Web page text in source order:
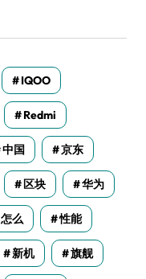
IQOO
Redmi
中国 京东
区块 华为
怎么 性能
新机 旗舰